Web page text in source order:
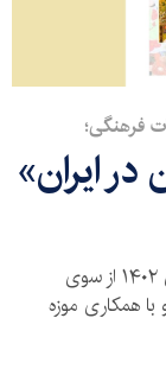
فرهنگی؛
ایران»
نشست «هم‌اندیشی ادیان در ایران» ۳ دی ۱۴۰۲ از سوی
همکاری موزه